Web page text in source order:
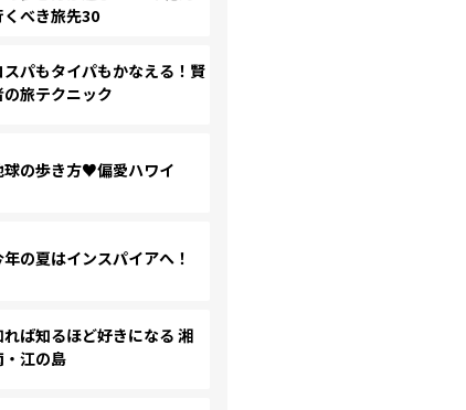
くべき旅先30
スパもタイパもかなえる！賢
の旅テクニック
球の歩き方♥偏愛ハワイ
年の夏はインスパイアへ！
れば知るほど好きになる 湘
・江の島